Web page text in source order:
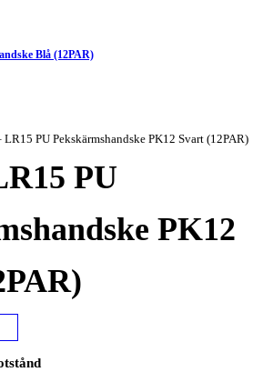
Blå (12PAR)
PU Pekskärmshandske PK12 Svart (12PAR)
PU
PK12